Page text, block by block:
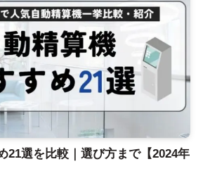
21選を比較｜選び方まで【2024年